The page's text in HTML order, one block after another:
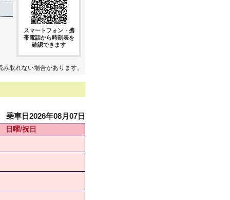
スマートフォン・携
帯電話から時刻表を
確認できます
取れない場合があります。
乗車日2026年08月07日
日曜/祝日